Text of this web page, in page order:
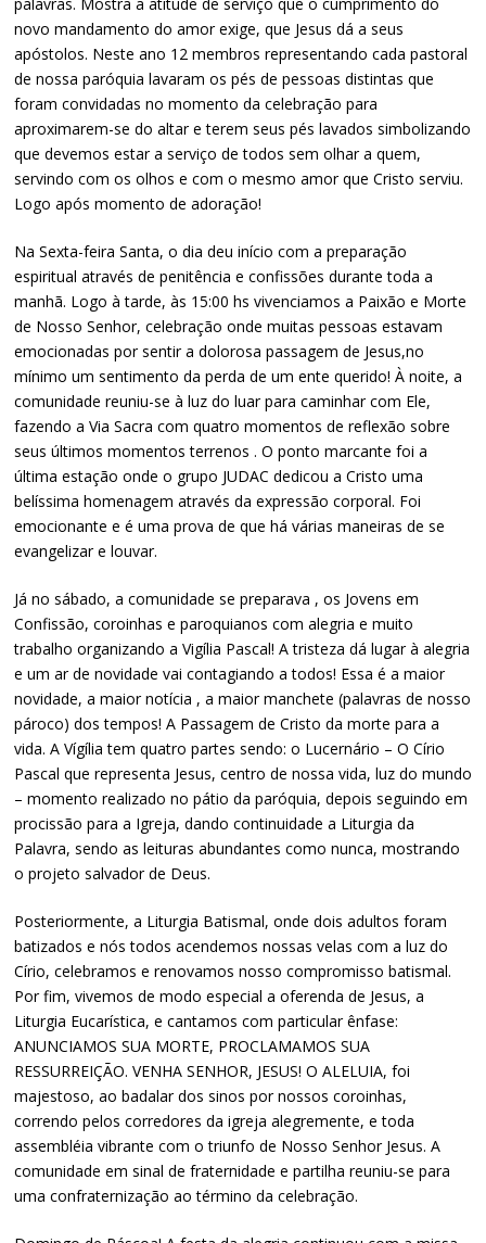
novo mandamento do amor exige, que Jesus dá a seus
apóstolos. Neste ano 12 membros representando cada pastoral
de nossa paróquia lavaram os pés de pessoas distintas que
foram convidadas no momento da celebração para
aproximarem-se do altar e terem seus pés lavados simbolizando
que devemos estar a serviço de todos sem olhar a quem,
servindo com os olhos e com o mesmo amor que Cristo serviu.
Logo após momento de adoração!
Na Sexta-feira Santa, o dia deu início com a preparação
espiritual através de penitência e confissões durante toda a
manhã. Logo à tarde, às 15:00 hs vivenciamos a Paixão e Morte
de Nosso Senhor, celebração onde muitas pessoas estavam
emocionadas por sentir a dolorosa passagem de Jesus,no
mínimo um sentimento da perda de um ente querido! À noite, a
comunidade reuniu-se à luz do luar para caminhar com Ele,
fazendo a Via Sacra com quatro momentos de reflexão sobre
seus últimos momentos terrenos . O ponto marcante foi a
última estação onde o grupo JUDAC dedicou a Cristo uma
belíssima homenagem através da expressão corporal. Foi
emocionante e é uma prova de que há várias maneiras de se
evangelizar e louvar.
Já no sábado, a comunidade se preparava , os Jovens em
Confissão, coroinhas e paroquianos com alegria e muito
trabalho organizando a Vigília Pascal! A tristeza dá lugar à alegria
e um ar de novidade vai contagiando a todos! Essa é a maior
novidade, a maior notícia , a maior manchete (palavras de nosso
pároco) dos tempos! A Passagem de Cristo da morte para a
vida. A Vígília tem quatro partes sendo: o Lucernário – O Círio
Pascal que representa Jesus, centro de nossa vida, luz do mundo
– momento realizado no pátio da paróquia, depois seguindo em
procissão para a Igreja, dando continuidade a Liturgia da
Palavra, sendo as leituras abundantes como nunca, mostrando
o projeto salvador de Deus.
Posteriormente, a Liturgia Batismal, onde dois adultos foram
batizados e nós todos acendemos nossas velas com a luz do
Círio, celebramos e renovamos nosso compromisso batismal.
Por fim, vivemos de modo especial a oferenda de Jesus, a
Liturgia Eucarística, e cantamos com particular ênfase:
ANUNCIAMOS SUA MORTE, PROCLAMAMOS SUA
RESSURREIÇÃO. VENHA SENHOR, JESUS! O ALELUIA, foi
majestoso, ao badalar dos sinos por nossos coroinhas,
correndo pelos corredores da igreja alegremente, e toda
assembléia vibrante com o triunfo de Nosso Senhor Jesus. A
comunidade em sinal de fraternidade e partilha reuniu-se para
uma confraternização ao término da celebração.